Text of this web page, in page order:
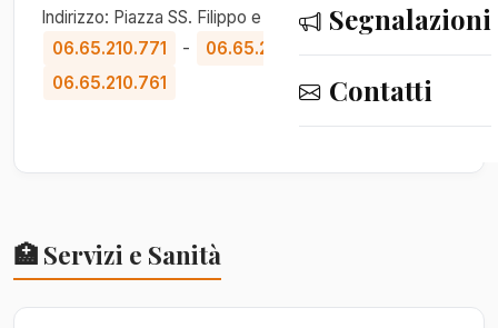
Segnalazioni
Contatti
Indirizzo: Piazza SS. Filippo e Giacomo, 9 - Telefono:
06.65.210.771
- 06.65.210.760
06.65.210.761
🏥 Servizi e Sanità